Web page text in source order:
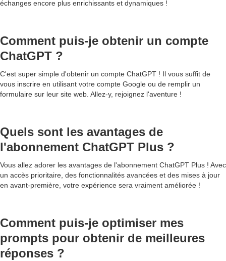
échanges encore plus enrichissants et dynamiques !
Comment puis-je obtenir un compte
ChatGPT ?
C'est super simple d'obtenir un compte ChatGPT ! Il vous suffit de
vous inscrire en utilisant votre compte Google ou de remplir un
formulaire sur leur site web. Allez-y, rejoignez l'aventure !
Quels sont les avantages de
l'abonnement ChatGPT Plus ?
Vous allez adorer les avantages de l'abonnement ChatGPT Plus ! Avec
un accès prioritaire, des fonctionnalités avancées et des mises à jour
en avant-première, votre expérience sera vraiment améliorée !
Comment puis-je optimiser mes
prompts pour obtenir de meilleures
réponses ?